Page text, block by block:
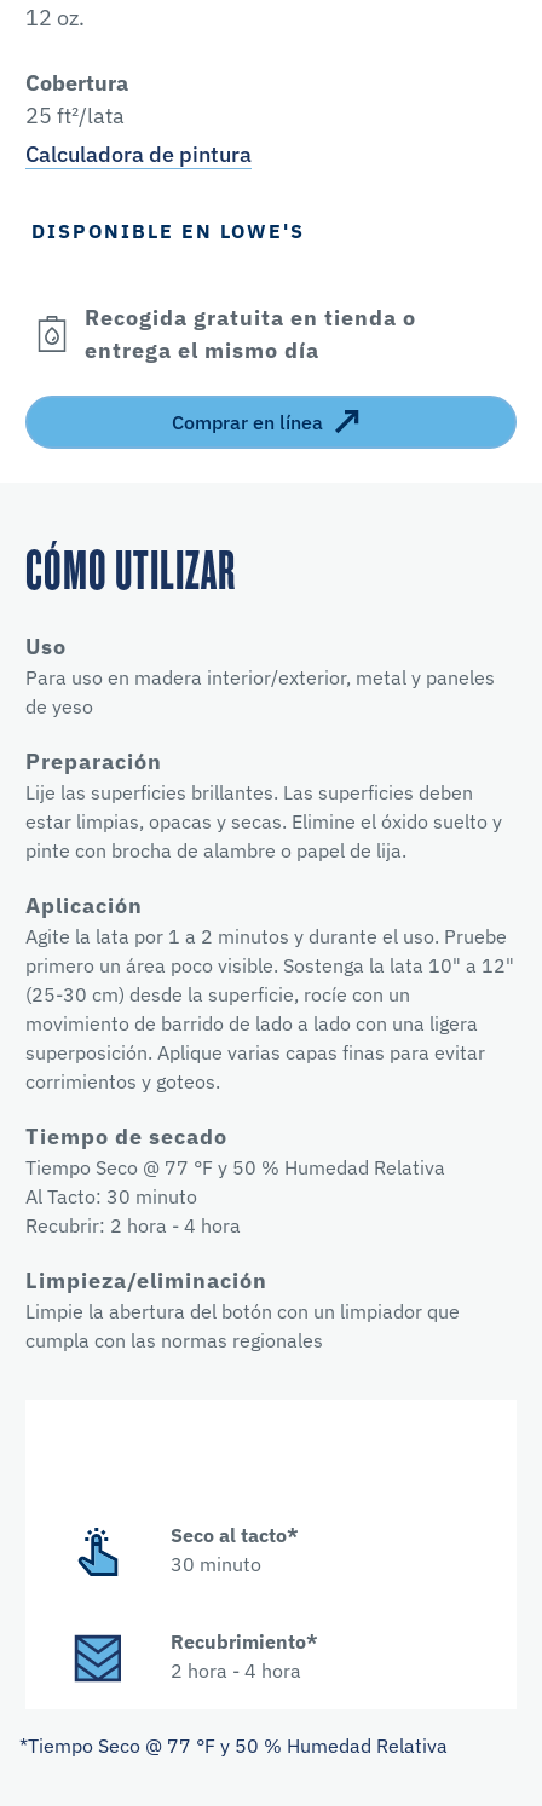
12 oz.
Cobertura
25 ft²/lata
Calculadora de pintura
DISPONIBLE EN LOWE'S
Recogida gratuita en tienda o
entrega el mismo día
Comprar en línea
CÓMO UTILIZAR
Uso
Para uso en madera interior/exterior, metal y paneles
de yeso
Preparación
Lije las superficies brillantes. Las superficies deben
estar limpias, opacas y secas. Elimine el óxido suelto y
pinte con brocha de alambre o papel de lija.
Aplicación
Agite la lata por 1 a 2 minutos y durante el uso. Pruebe
primero un área poco visible. Sostenga la lata 10" a 12"
(25-30 cm) desde la superficie, rocíe con un
movimiento de barrido de lado a lado con una ligera
superposición. Aplique varias capas finas para evitar
corrimientos y goteos.
Tiempo de secado
Tiempo Seco @ 77 °F y 50 % Humedad Relativa
Al Tacto: 30 minuto
Recubrir: 2 hora - 4 hora
Limpieza/eliminación
Limpie la abertura del botón con un limpiador que
cumpla con las normas regionales
Seco al tacto*
30 minuto
Recubrimiento*
2 hora - 4 hora
*Tiempo Seco @ 77 °F y 50 % Humedad Relativa